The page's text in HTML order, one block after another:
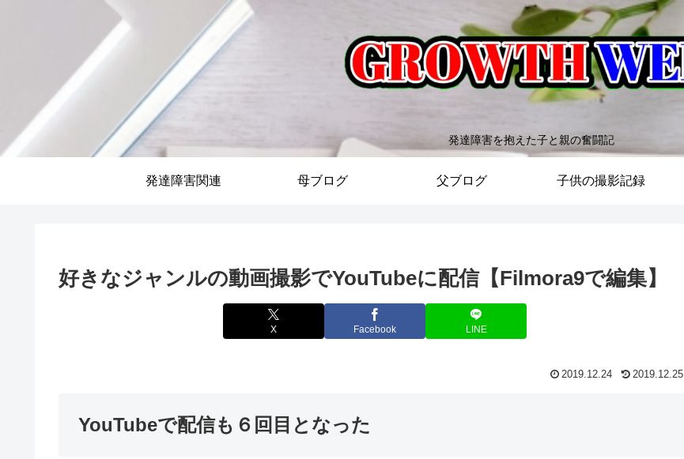
発達障害を抱えた子と親の奮闘記
発達障害関連 母ブログ 父ブログ 子供の撮影記録
好きなジャンルの動画撮影でYouTubeに配信【Filmora9で編集】
X Facebook LINE
2019.12.24 2019.12.25
YouTubeで配信も６回目となった